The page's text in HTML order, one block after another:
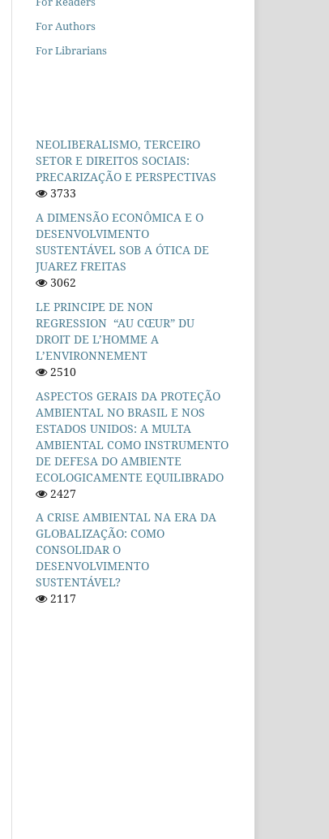
For Authors
For Librarians
NEOLIBERALISMO, TERCEIRO
SETOR E DIREITOS SOCIAIS:
PRECARIZAÇÃO E PERSPECTIVAS
3733
A DIMENSÃO ECONÔMICA E O
DESENVOLVIMENTO
SUSTENTÁVEL SOB A ÓTICA DE
JUAREZ FREITAS
3062
LE PRINCIPE DE NON
REGRESSION “AU CŒUR” DU
DROIT DE L’HOMME A
L’ENVIRONNEMENT
2510
ASPECTOS GERAIS DA PROTEÇÃO
AMBIENTAL NO BRASIL E NOS
ESTADOS UNIDOS: A MULTA
AMBIENTAL COMO INSTRUMENTO
DE DEFESA DO AMBIENTE
ECOLOGICAMENTE EQUILIBRADO
2427
A CRISE AMBIENTAL NA ERA DA
GLOBALIZAÇÃO: COMO
CONSOLIDAR O
DESENVOLVIMENTO
SUSTENTÁVEL?
2117